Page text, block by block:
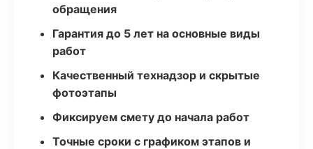
обращения
Гарантия до 5 лет на основные виды
работ
Качественный технадзор и скрытые
фотоэтапы
Фиксируем смету до начала работ
Точные сроки с графиком этапов и